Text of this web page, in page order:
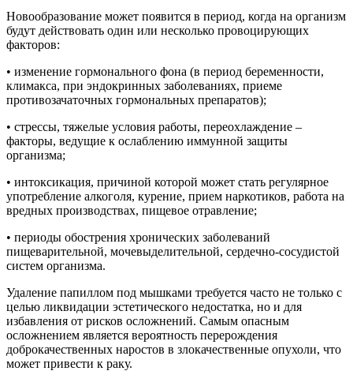
Новообразование может появится в период, когда на организм
будут действовать один или несколько провоцирующих
факторов:
• изменение гормонального фона (в период беременности,
климакса, при эндокринных заболеваниях, приеме
противозачаточных гормональных препаратов);
• стрессы, тяжелые условия работы, переохлаждение –
факторы, ведущие к ослаблению иммунной защиты
организма;
• интоксикация, причиной которой может стать регулярное
употребление алкоголя, курение, прием наркотиков, работа на
вредных производствах, пищевое отравление;
• периоды обострения хронических заболеваний
пищеварительной, мочевыделительной, сердечно-сосудистой
систем организма.
Удаление папиллом под мышками требуется часто не только с
целью ликвидации эстетического недостатка, но и для
избавления от рисков осложнений. Самым опасным
осложнением является вероятность перерождения
доброкачественных наростов в злокачественные опухоли, что
может привести к раку.